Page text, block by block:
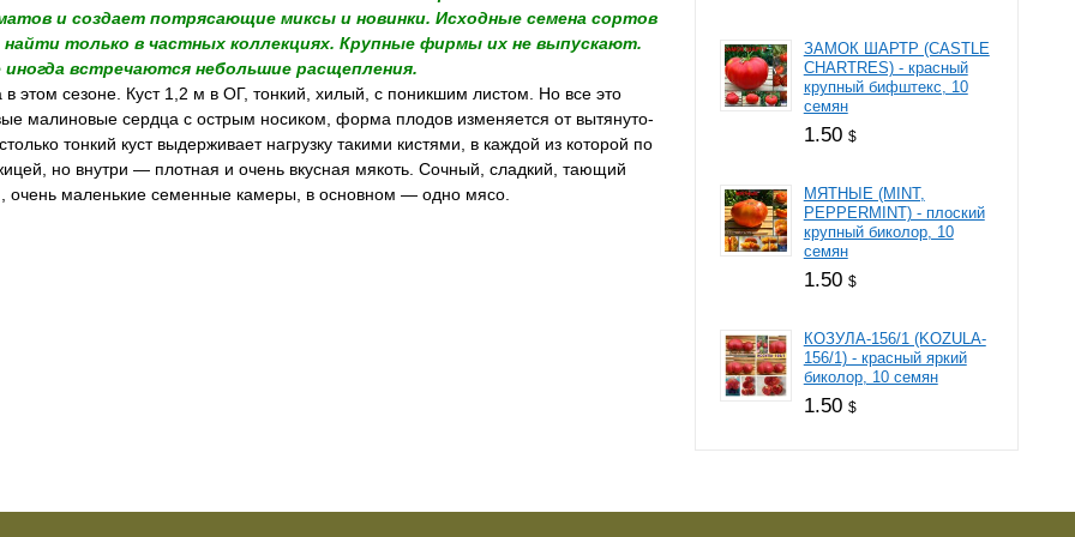
и создает потрясающие миксы и новинки. Исходные семена сортов
только в частных коллекциях. Крупные фирмы их не выпускают.
встречаются небольшие расщепления.
сезоне. Куст 1,2 м в ОГ, тонкий, хилый, с поникшим листом. Но все это
малиновые сердца с острым носиком, форма плодов изменяется от вытянуто-
тонкий куст выдерживает нагрузку такими кистями, в каждой из которой по
но внутри — плотная и очень вкусная мякоть. Сочный, сладкий, тающий
очень маленькие семенные камеры, в основном — одно мясо.
ЗАМОК ШАРТР (CASTLE
CHARTRES) - красный
крупный бифштекс, 10
семян
1.50 $
МЯТНЫЕ (MINT,
PEPPERMINT) - плоский
крупный биколор, 10
семян
1.50 $
КОЗУЛА-156/1 (KOZULA-
156/1) - красный яркий
биколор, 10 семян
1.50 $